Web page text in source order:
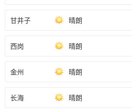
甘井子 晴朗
西岗 晴朗
金州 晴朗
长海 晴朗